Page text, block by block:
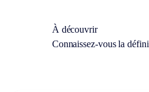
À découvrir
Connaissez-vous la